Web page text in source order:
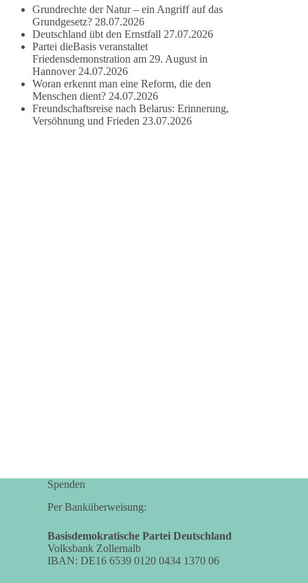
#friedenspartei
377 Auf Facebook ansehen
DieBasis
2 Tage(n) zuvor
Wusstest du, dass ein guter Antrag nicht besser
#landtagswahl
👉 Folgen:
Grundrechte der Natur – ein Angriff auf das
Grundgesetz? 28.07.2026
Deutschland übt den Ernstfall 27.07.2026
Partei dieBasis veranstaltet
Friedensdemonstration am 29. August in
Hannover 24.07.2026
Woran erkennt man eine Reform, die den
Menschen dient? 24.07.2026
Freundschaftsreise nach Belarus: Erinnerung,
Versöhnung und Frieden 23.07.2026
Spenden
Per Banküberweisung:
Basisdemokratische Partei Deutschland
Volksbank Zollernalb
IBAN: DE16 6539 0120 0434 1370 06